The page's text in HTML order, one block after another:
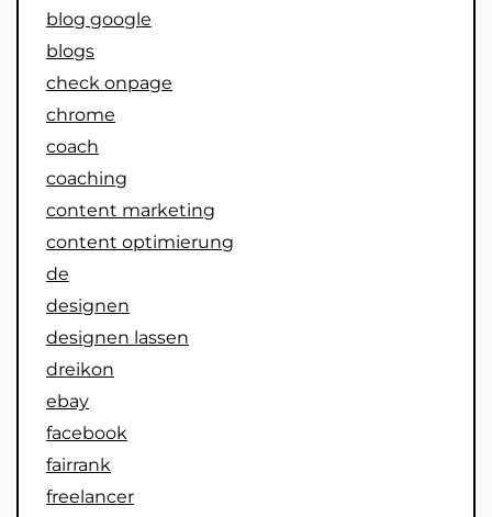
blog google
blogs
check onpage
chrome
coach
coaching
content marketing
content optimierung
de
designen
designen lassen
dreikon
ebay
facebook
fairrank
freelancer